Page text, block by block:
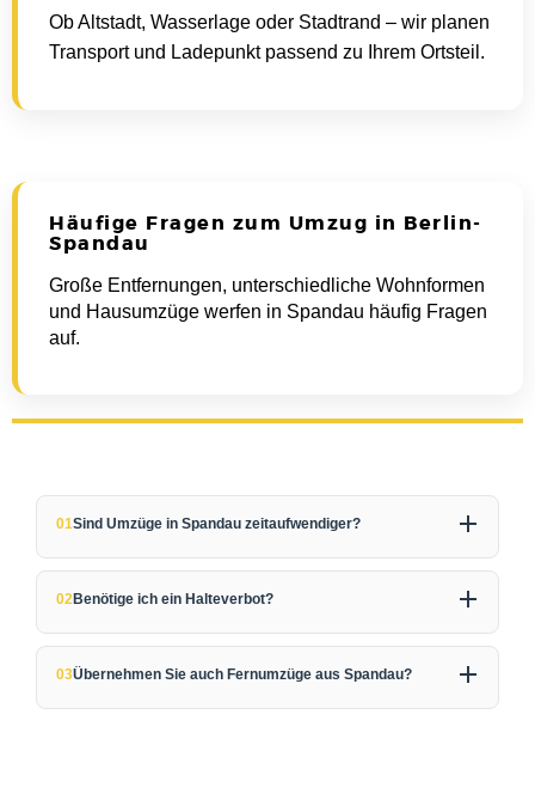
Ob Altstadt, Wasserlage oder Stadtrand – wir planen
Transport und Ladepunkt passend zu Ihrem Ortsteil.
Häufige Fragen zum Umzug in Berlin-
Spandau
Große Entfernungen, unterschiedliche Wohnformen
und Hausumzüge werfen in Spandau häufig Fragen
auf.
01Sind Umzüge in Spandau zeitaufwendiger?
Durch größere Entfernungen und Hausumzüge ist
02Benötige ich ein Halteverbot?
In der Altstadt und dichter bebauten Straßen
03Übernehmen Sie auch Fernumzüge aus Spandau?